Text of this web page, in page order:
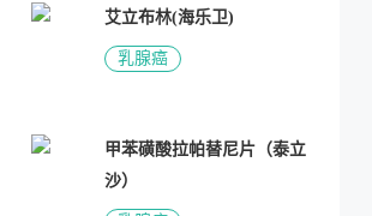
艾立布林(海乐卫)
乳腺癌
甲苯磺酸拉帕替尼片（泰立
沙）